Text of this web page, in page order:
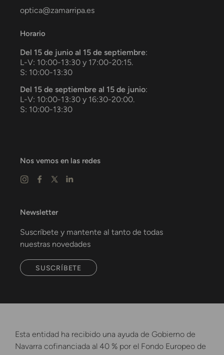
optica@zamarripa.es
Horario
Del 15 de junio al 15 de septiembre:
L-V: 10:00-13:30 y 17:00-20:15.
S: 10:00-13:30
Del 15 de septiembre al 15 de junio:
L-V: 10:00-13:30 y 16:30-20:00.
S: 10:00-13:30
Nos vemos en las redes
Newsletter
Suscríbete y mantente al tanto de todas
nuestras novedades
SUSCRÍBETE
Esta entidad ha recibido una ayuda de Gobierno de
Navarra cofinanciada al 40 % por el Fondo Europeo de